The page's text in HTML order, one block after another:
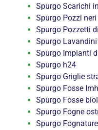
Spurgo Scarichi
Spurgo Pozzi neri
Spurgo Pozzetti
Spurgo
Spurgo Impianti
Spurgo h24
Spurgo Griglie
Spurgo Fosse
Spurgo Fosse
Spurgo Fogne
Spurgo Fognature